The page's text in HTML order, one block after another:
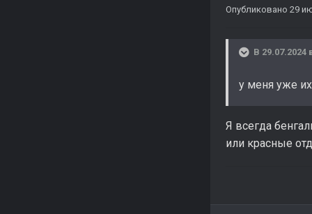
Опубликовано 29
В 29.07.2024
у меня уже
Я всегда
или красные